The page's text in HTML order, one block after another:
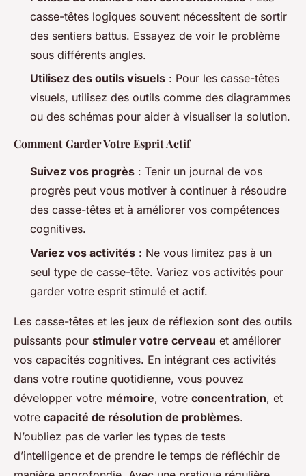
casse-têtes logiques souvent nécessitent de sortir
des sentiers battus. Essayez de voir le problème
sous différents angles.
Utilisez des outils visuels : Pour les casse-têtes
visuels, utilisez des outils comme des diagrammes
ou des schémas pour aider à visualiser la solution.
Comment Garder Votre Esprit Actif
Suivez vos progrès : Tenir un journal de vos
progrès peut vous motiver à continuer à résoudre
des casse-têtes et à améliorer vos compétences
cognitives.
Variez vos activités : Ne vous limitez pas à un
seul type de casse-tête. Variez vos activités pour
garder votre esprit stimulé et actif.
Les casse-têtes et les jeux de réflexion sont des outils
puissants pour stimuler votre cerveau et améliorer
vos capacités cognitives. En intégrant ces activités
dans votre routine quotidienne, vous pouvez
développer votre mémoire, votre concentration, et
votre capacité de résolution de problèmes.
N’oubliez pas de varier les types de tests
d’intelligence et de prendre le temps de réfléchir de